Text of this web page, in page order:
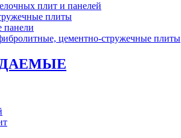
плит и панелей
плиты
панели
цементно-стружечные плиты